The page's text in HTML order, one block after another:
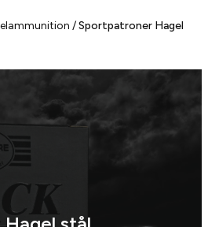
/Sportpatroner Hagel